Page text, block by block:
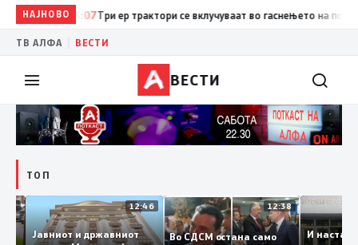
НАЈНОВО
13:07 Три ер трактори се вклучуваат во гаснењето на пожарот
ТВ АЛФА ВЕСТИ
ВЕСТИ
ТОП
12:47 12:46
Јавниот и државниот
12:38
Во СДСМ остана само
И